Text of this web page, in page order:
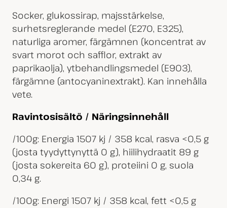
Socker, glukossirap, majsstärkelse,
surhetsreglerande medel (E270, E325),
naturliga aromer, färgämnen (koncentrat av
svart morot och safflor, extrakt av
paprikaolja), ytbehandlingsmedel (E903),
färgämne (antocyaninextrakt). Kan innehålla
vete.
Ravintosisältö / Näringsinnehåll
/100g: Energia 1507 kj / 358 kcal, rasva <0,5 g
(josta tyydyttynyttä 0 g), hiilihydraatit 89 g
(josta sokereita 60 g), proteiini 0 g, suola
0,34 g.
/100g: Energi 1507 kj / 358 kcal, fett <0,5 g